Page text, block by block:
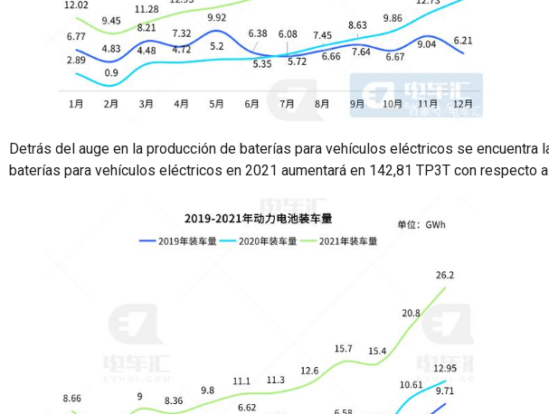
Detrás del auge en la producción de baterías para vehículos eléctricos se encuentra
baterías para vehículos eléctricos en 2021 aumentará en 142,81 TP3T con respecto